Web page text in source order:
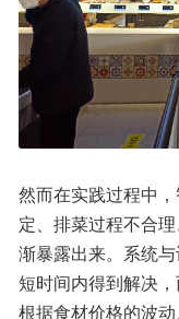
然而在实践过程中
定、排菜过程不合
渐暴露出来。系统
短时间内得到解决
根据食材价格的波